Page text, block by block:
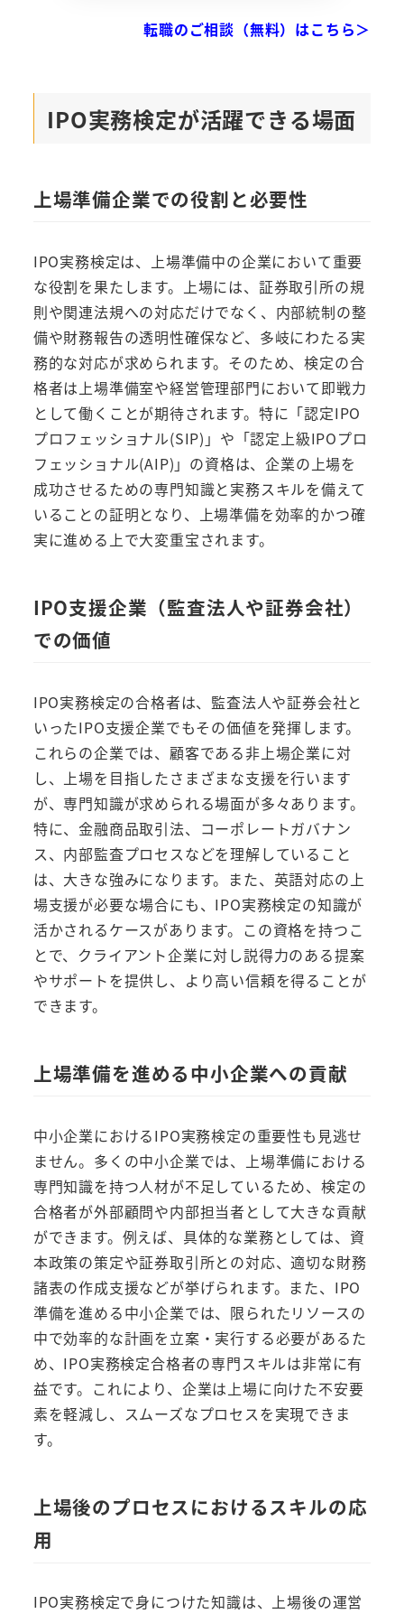
転職のご相談（無料）はこちら＞
IPO実務検定が活躍できる場面
上場準備企業での役割と必要性
IPO実務検定は、上場準備中の企業において重要
な役割を果たします。上場には、証券取引所の規
則や関連法規への対応だけでなく、内部統制の整
備や財務報告の透明性確保など、多岐にわたる実
務的な対応が求められます。そのため、検定の合
格者は上場準備室や経営管理部門において即戦力
として働くことが期待されます。特に「認定IPO
プロフェッショナル(SIP)」や「認定上級IPOプロ
フェッショナル(AIP)」の資格は、企業の上場を
成功させるための専門知識と実務スキルを備えて
いることの証明となり、上場準備を効率的かつ確
実に進める上で大変重宝されます。
IPO支援企業（監査法人や証券会社）
での価値
IPO実務検定の合格者は、監査法人や証券会社と
いったIPO支援企業でもその価値を発揮します。
これらの企業では、顧客である非上場企業に対
し、上場を目指したさまざまな支援を行います
が、専門知識が求められる場面が多々あります。
特に、金融商品取引法、コーポレートガバナン
ス、内部監査プロセスなどを理解していること
は、大きな強みになります。また、英語対応の上
場支援が必要な場合にも、IPO実務検定の知識が
活かされるケースがあります。この資格を持つこ
とで、クライアント企業に対し説得力のある提案
やサポートを提供し、より高い信頼を得ることが
できます。
上場準備を進める中小企業への貢献
中小企業におけるIPO実務検定の重要性も見逃せ
ません。多くの中小企業では、上場準備における
専門知識を持つ人材が不足しているため、検定の
合格者が外部顧問や内部担当者として大きな貢献
ができます。例えば、具体的な業務としては、資
本政策の策定や証券取引所との対応、適切な財務
諸表の作成支援などが挙げられます。また、IPO
準備を進める中小企業では、限られたリソースの
中で効率的な計画を立案・実行する必要があるた
め、IPO実務検定合格者の専門スキルは非常に有
益です。これにより、企業は上場に向けた不安要
素を軽減し、スムーズなプロセスを実現できま
す。
上場後のプロセスにおけるスキルの応
用
IPO実務検定で身につけた知識は、上場後の運営